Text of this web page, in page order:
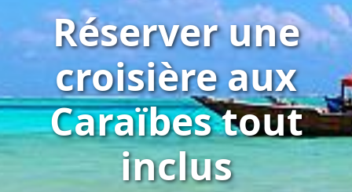
Réserver une
croisière aux
Caraïbes tout
inclus